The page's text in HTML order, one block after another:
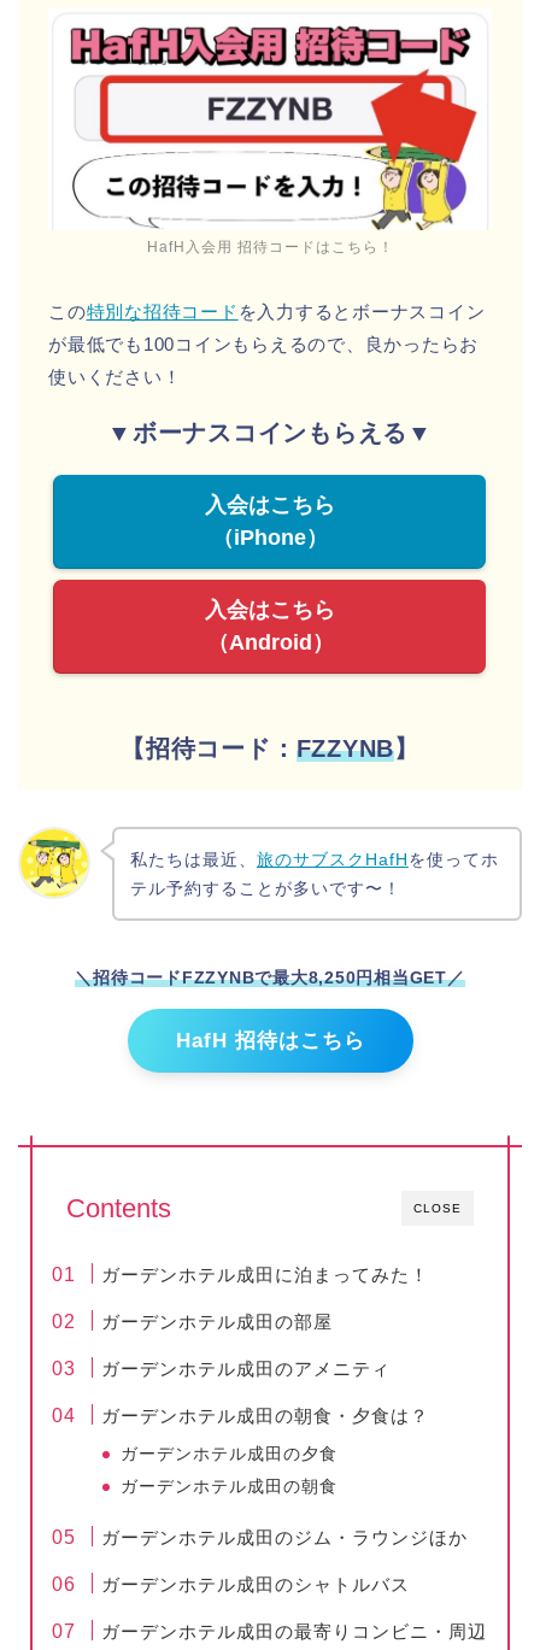
HafH入会用 招待コードはこちら！
この特別な招待コード を入力するとボーナスコイン
が最低でも100コインもらえるので、良かったらお
使いください！
▼ボーナスコインもらえる▼
入会はこちら
（iPhone）
入会はこちら
（Android）
【招待コード： FZZYNB】
私たちは最近、 旅のサブスクHafHを使ってホ
テル予約することが多いです〜！
＼招待コードFZZYNBで最大8,250円相当GET／
HafH 招待はこちら
CLOSE
Contents
ガーデンホテル成田に泊まってみた！
ガーデンホテル成田の部屋
ガーデンホテル成田のアメニティ
ガーデンホテル成田の朝食・夕食は？
ガーデンホテル成田の夕食
ガーデンホテル成田の朝食
ガーデンホテル成田のジム・ラウンジほか
ガーデンホテル成田のシャトルバス
ガーデンホテル成田の最寄りコンビニ・周辺